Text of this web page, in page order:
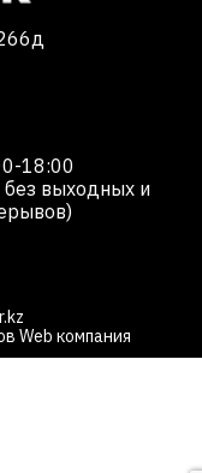
18:00
выходных и
Web компания